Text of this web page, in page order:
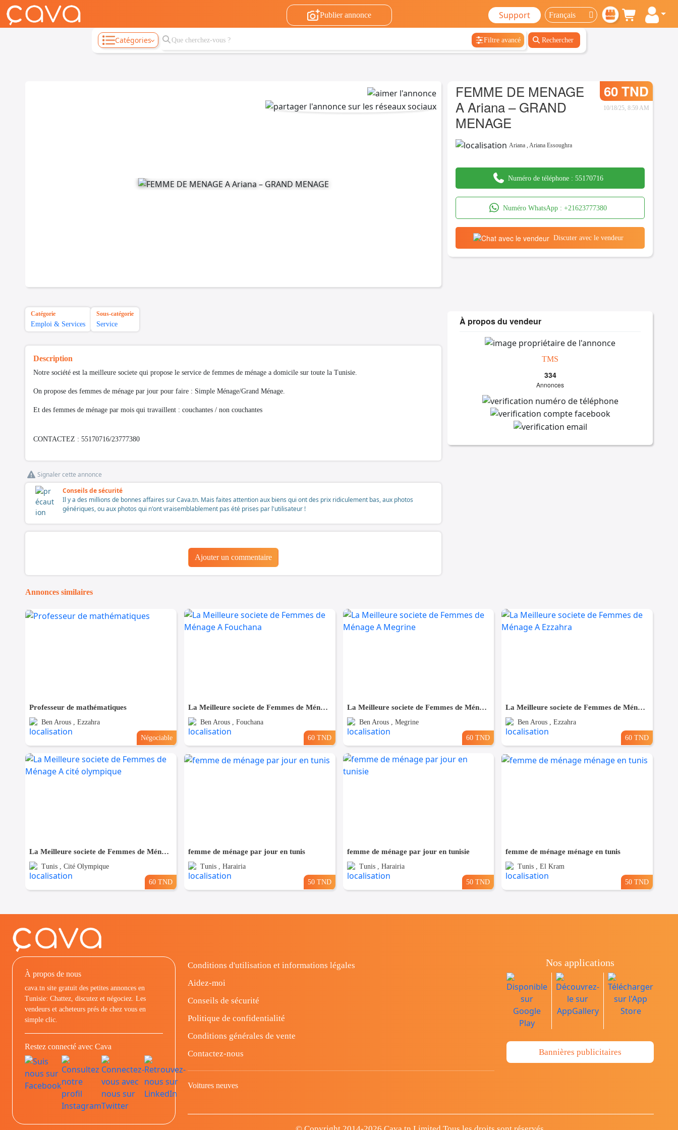
Publier annonce Support
Catégories Filtre avancé Rechercher
FEMME DE MENAGE
A Ariana – GRAND
MENAGE
60 TND
10/18/25, 8:59 AM
Ariana ,Ariana Essoughra
Numéro de téléphone : 55170716
Numéro WhatsApp : +21623777380
Discuter avec le vendeur
Catégorie
Emploi & Services
Sous-catégorie
Service
Description
Notre société est la meilleure societe qui propose le service de femmes de ménage a domicile sur toute la Tunisie.
On propose des femmes de ménage par jour pour faire : Simple Ménage/Grand Ménage.
Et des femmes de ménage par mois qui travaillent : couchantes / non couchantes
CONTACTEZ : 55170716/23777380
Signaler cette annonce
Conseils de sécurité
Il y a des millions de bonnes affaires sur Cava.tn. Mais faites attention aux biens qui ont des prix ridiculement bas, aux photos
génériques, ou aux photos qui n'ont vraisemblablement pas été prises par l'utilisateur !
Ajouter un commentaire
À propos du vendeur
TMS
334
Annonces
Annonces similaires
Professeur de mathématiques
Ben Arous , Ezzahra
Négociable
La Meilleure societe de Femmes de Ménage A Fouchana
Ben Arous , Fouchana
60 TND
La Meilleure societe de Femmes de Ménage A Megrine
Ben Arous , Megrine
60 TND
La Meilleure societe de Femmes de Ménage A Ezzahra
Ben Arous , Ezzahra
60 TND
La Meilleure societe de Femmes de Ménage A cité olympique
Tunis , Cité Olympique
60 TND
femme de ménage par jour en tunis
Tunis , Harairia
50 TND
femme de ménage par jour en tunisie
Tunis , Harairia
50 TND
femme de ménage ménage en tunis
Tunis , El Kram
50 TND
À propos de nous
cava.tn site gratuit des petites annonces en
Tunisie: Chattez, discutez et négociez. Les
vendeurs et acheteurs prés de chez vous en
simple clic.
Restez connecté avec Cava
Conditions d'utilisation et informations légales
Aidez-moi
Conseils de sécurité
Politique de confidentialité
Conditions générales de vente
Contactez-nous
Voitures neuves
Nos applications
Bannières publicitaires